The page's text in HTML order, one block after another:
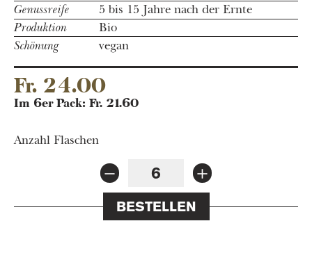
Genussreife
5 bis 15 Jahre nach der Ernte
Produktion
Bio
Schönung
vegan
Fr. 24.00
Anzahl Flaschen
BESTELLEN
Im 6er Pack: Fr. 21.60